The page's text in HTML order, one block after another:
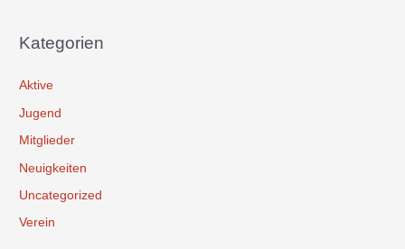
Kategorien
Aktive
Jugend
Mitglieder
Neuigkeiten
Uncategorized
Verein